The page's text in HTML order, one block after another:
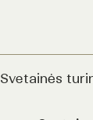
Svetainės